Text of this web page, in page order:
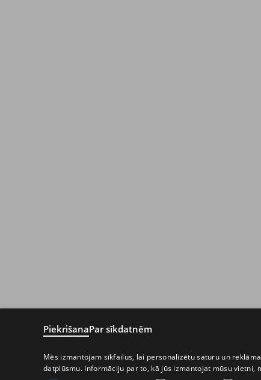
PiekrišanaPar sīkdatnēm
Mēs izmantojam sīkfailus, lai personalizētu saturu un
datplūsmu. Informāciju par to, kā jūs izmantojat mūsu vietni,